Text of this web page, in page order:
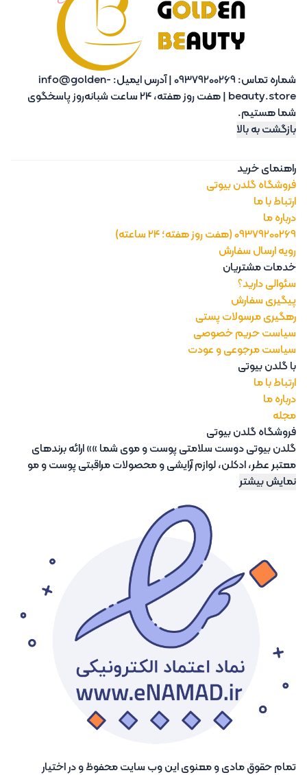
شماره تماس: 09379200269
|آدرس ایمیل: info@golden-
beauty.store
|
هفت روز هفته، 24 ساعت شبانه‌روز پاسخگوی
شما هستیم.
بازگشت به بالا
راهنمای خرید
فروشگاه گلدن بیوتی
ارتباط با ما
درباره ما
09379200269 (هفت روز هفته؛ 24 ساعته)
رویه ارسال سفارش
خدمات مشتریان
سئوالی دارید؟
پیگیری سفارش
رهگیری مرسولات پستی
سیاست حریم خصوصی
سیاست مرجوعی و عودت
با گلدن بیوتی
ارتباط با ما
درباره ما
مجله
فروشگاه گلدن بیوتی
گلدن بیوتی دوست سلامتی پوست و موی شما »» ارائه برندهای
معتبر عطر، ادکلن، لوازم آرایشی و محصولات مراقبتی پوست و مو
نمایش بیشتر
تمام حقوق مادی و معنوی این وب سایت محفوظ و در اختیار